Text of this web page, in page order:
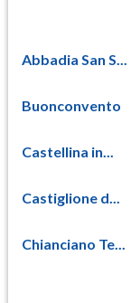
Abbadia San S...
Buonconvento
Castellina in...
Castiglione d...
Chianciano Te...